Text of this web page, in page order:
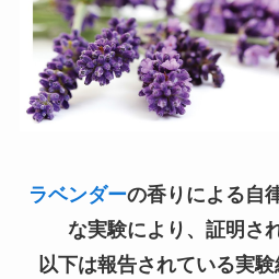
ラベンダーの香りによる自
な実験により、証明さ
以下は報告されている実